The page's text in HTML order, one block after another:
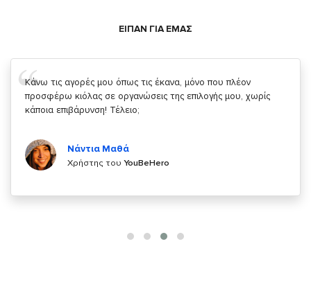
ΕΙΠΑΝ ΓΙΑ ΕΜΑΣ
Σας ευχαριστώ που μας δίνετε την δυνατότητα να κάνουμε
κάτι!
Χρήστης τουYouBeHero